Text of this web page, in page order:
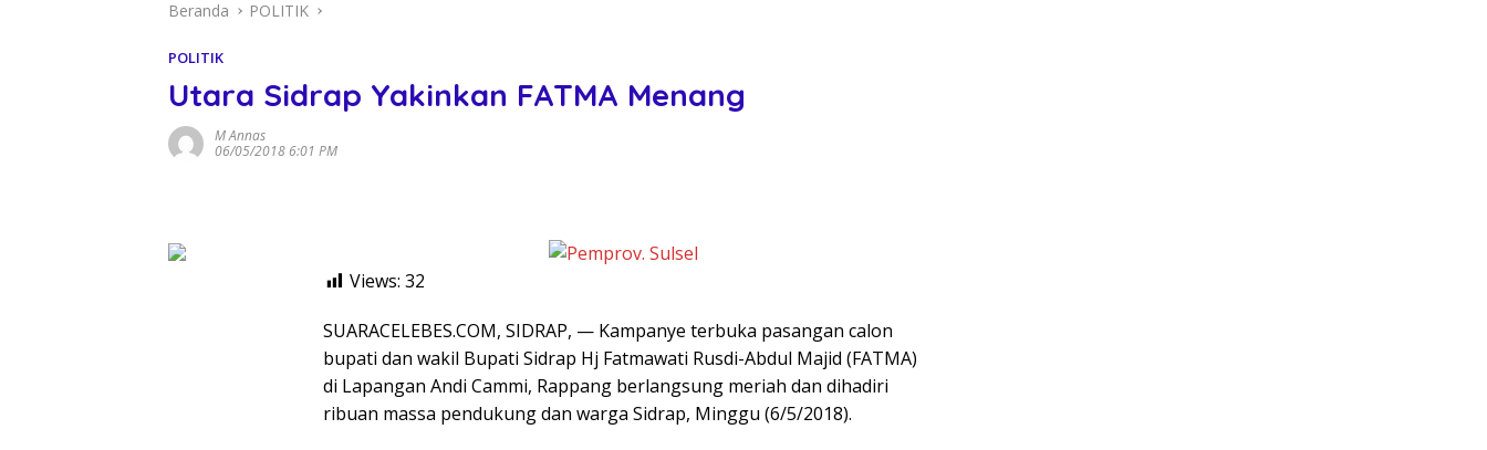
Beranda POLITIK
POLITIK
Utara Sidrap Yakinkan FATMA Menang
M Annas
06/05/2018 6:01 PM
Views: 32
SUARACELEBES.COM, SIDRAP, — Kampanye terbuka pasangan calon
bupati dan wakil Bupati Sidrap Hj Fatmawati Rusdi-Abdul Majid (FATMA)
di Lapangan Andi Cammi, Rappang berlangsung meriah dan dihadiri
ribuan massa pendukung dan warga Sidrap, Minggu (6/5/2018).